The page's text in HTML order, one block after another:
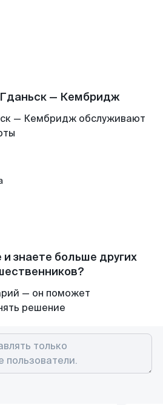
— Кембридж
— Кембридж обслуживают
знаете больше других
— он поможет
решение